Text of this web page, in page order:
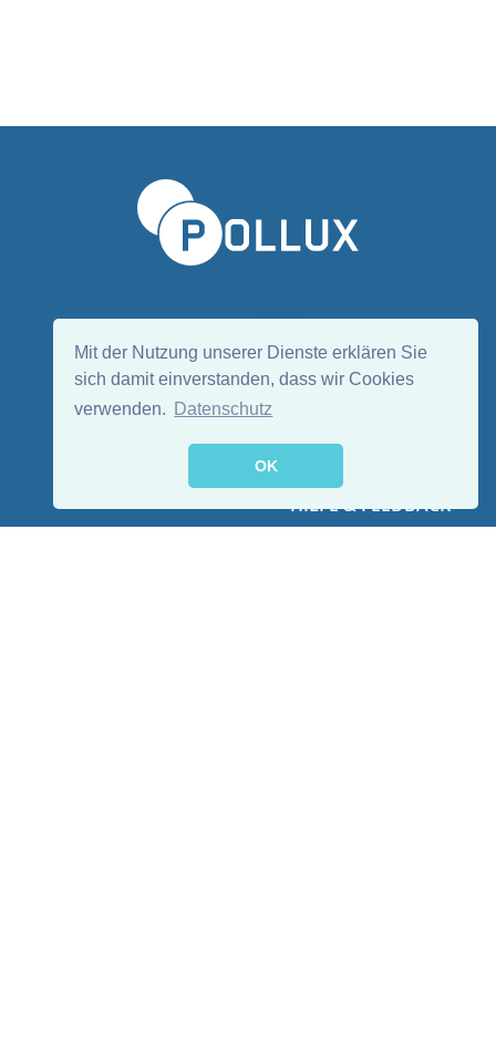
Mit der Nutzung unserer Dienste erklären Sie
sich damit einverstanden, dass wir Cookies
verwenden.
Datenschutz
OK
HILFE & FEEDBACK
EN